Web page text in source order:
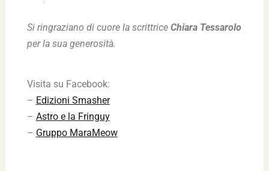
Si ringraziano di cuore la scrittrice Chiara Tessarolo
per la sua generosità.
Visita su Facebook:
– Edizioni Smasher
– Astro e la Fringuy
– Gruppo MaraMeow